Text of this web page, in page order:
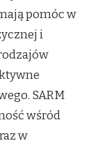
pomóc w
i
SARM
wśród
w